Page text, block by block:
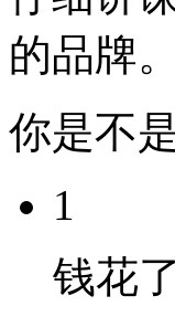
的品牌。
你是不
1
钱花